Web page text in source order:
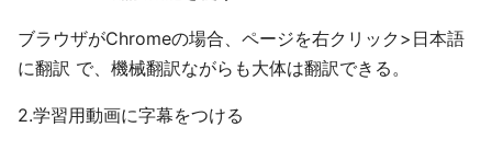
ブラウザがChromeの場合、ページを右クリック>日本語
に翻訳 で、機械翻訳ながらも大体は翻訳できる。
2.学習用動画に字幕をつける